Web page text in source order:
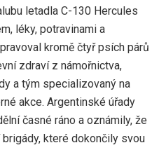
letadla C-130 Hercules
léky, potravinami a
kromě čtyř psích párů
zdraví z námořnictva,
a tým specializovaný na
akce. Argentinské úřady
časné ráno a oznámily, že
které dokončily svou